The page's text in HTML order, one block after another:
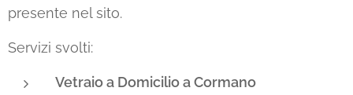
presente nel sito.
Servizi svolti:
Vetraio a Domicilio a Cormano